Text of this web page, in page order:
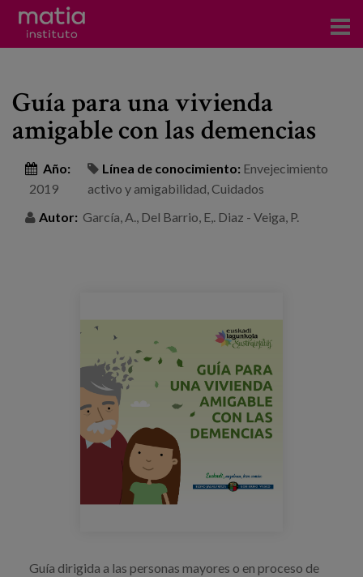
Investigación
Publicaciones
Participación en foros
Consultoría
Trabaja con nosotros
Guía para una vivienda
amigable con las demencias
Año:
2019
Línea de conocimiento: Envejecimiento
activo y amigabilidad,Cuidados
Autor: García, A., Del Barrio, E,. Diaz - Veiga, P.
Guía dirigida a las personas mayores o en proceso de